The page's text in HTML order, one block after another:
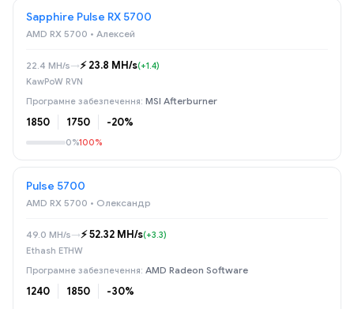
Sapphire Pulse RX 5700
AMD RX 5700 • Алексей
22.4 MH/s→⚡️ 23.8 MH/s(+1.4)
KawPoW RVN
MSI Afterburner
1850 1750 -20%
0%100%
Pulse 5700
AMD RX 5700 • Олександр
49.0 MH/s→⚡️ 52.32 MH/s(+3.3)
Ethash ETHW
AMD Radeon Software
1240 1850 -30%